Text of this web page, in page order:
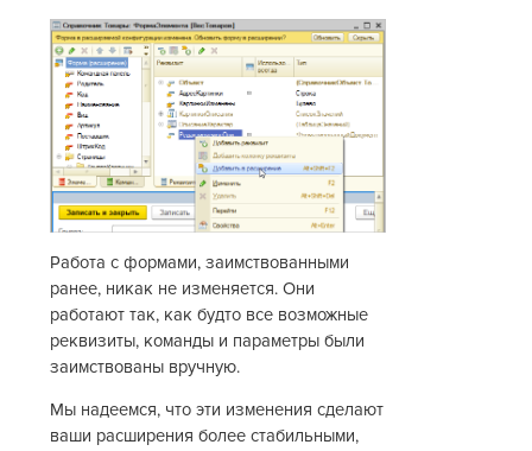
Работа с формами, заимствованными
ранее, никак не изменяется. Они
работают так, как будто все возможные
реквизиты, команды и параметры были
заимствованы вручную.
Мы надеемся, что эти изменения сделают
ваши расширения более стабильными,